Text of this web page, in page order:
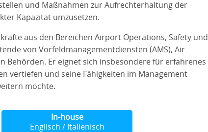
und Maßnahmen zur Aufrechterhaltung der
Kapazität umzusetzen.
aus den Bereichen Airport Operations, Safety und
von Vorfeldmanagementdiensten (AMS), Air
Behörden. Er eignet sich insbesondere für erfahrenes
vertiefen und seine Fähigkeiten im Management
möchte.
In-house
Englisch / Italienisch